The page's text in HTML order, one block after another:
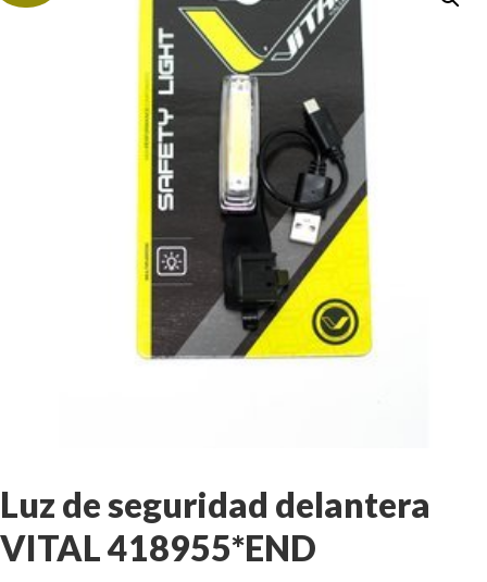
Luz de seguridad delantera
VITAL 418955*END